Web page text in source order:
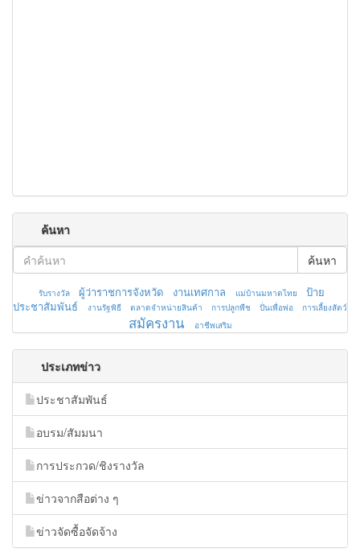
ค้นหา
ค้นหา
รับรางวัล ผู้ว่าราชการจังหวัด งานเทศกาล แม่บ้านมหาดไทย
ป้าย
ประชาสัมพันธ์
งานรัฐพิธี ตลาดจำหน่ายสินค้า การปลูกพืช ปั่นเพื่อพ่อ การเลี้ยงสัตว์
สมัครงาน อาชีพเสริม
ประเภทข่าว
ประชาสัมพันธ์
อบรม/สัมมนา
การประกวด/ชิงรางวัล
ข่าวจากสือต่าง ๆ
ข่าวจัดซื้อจัดจ้าง